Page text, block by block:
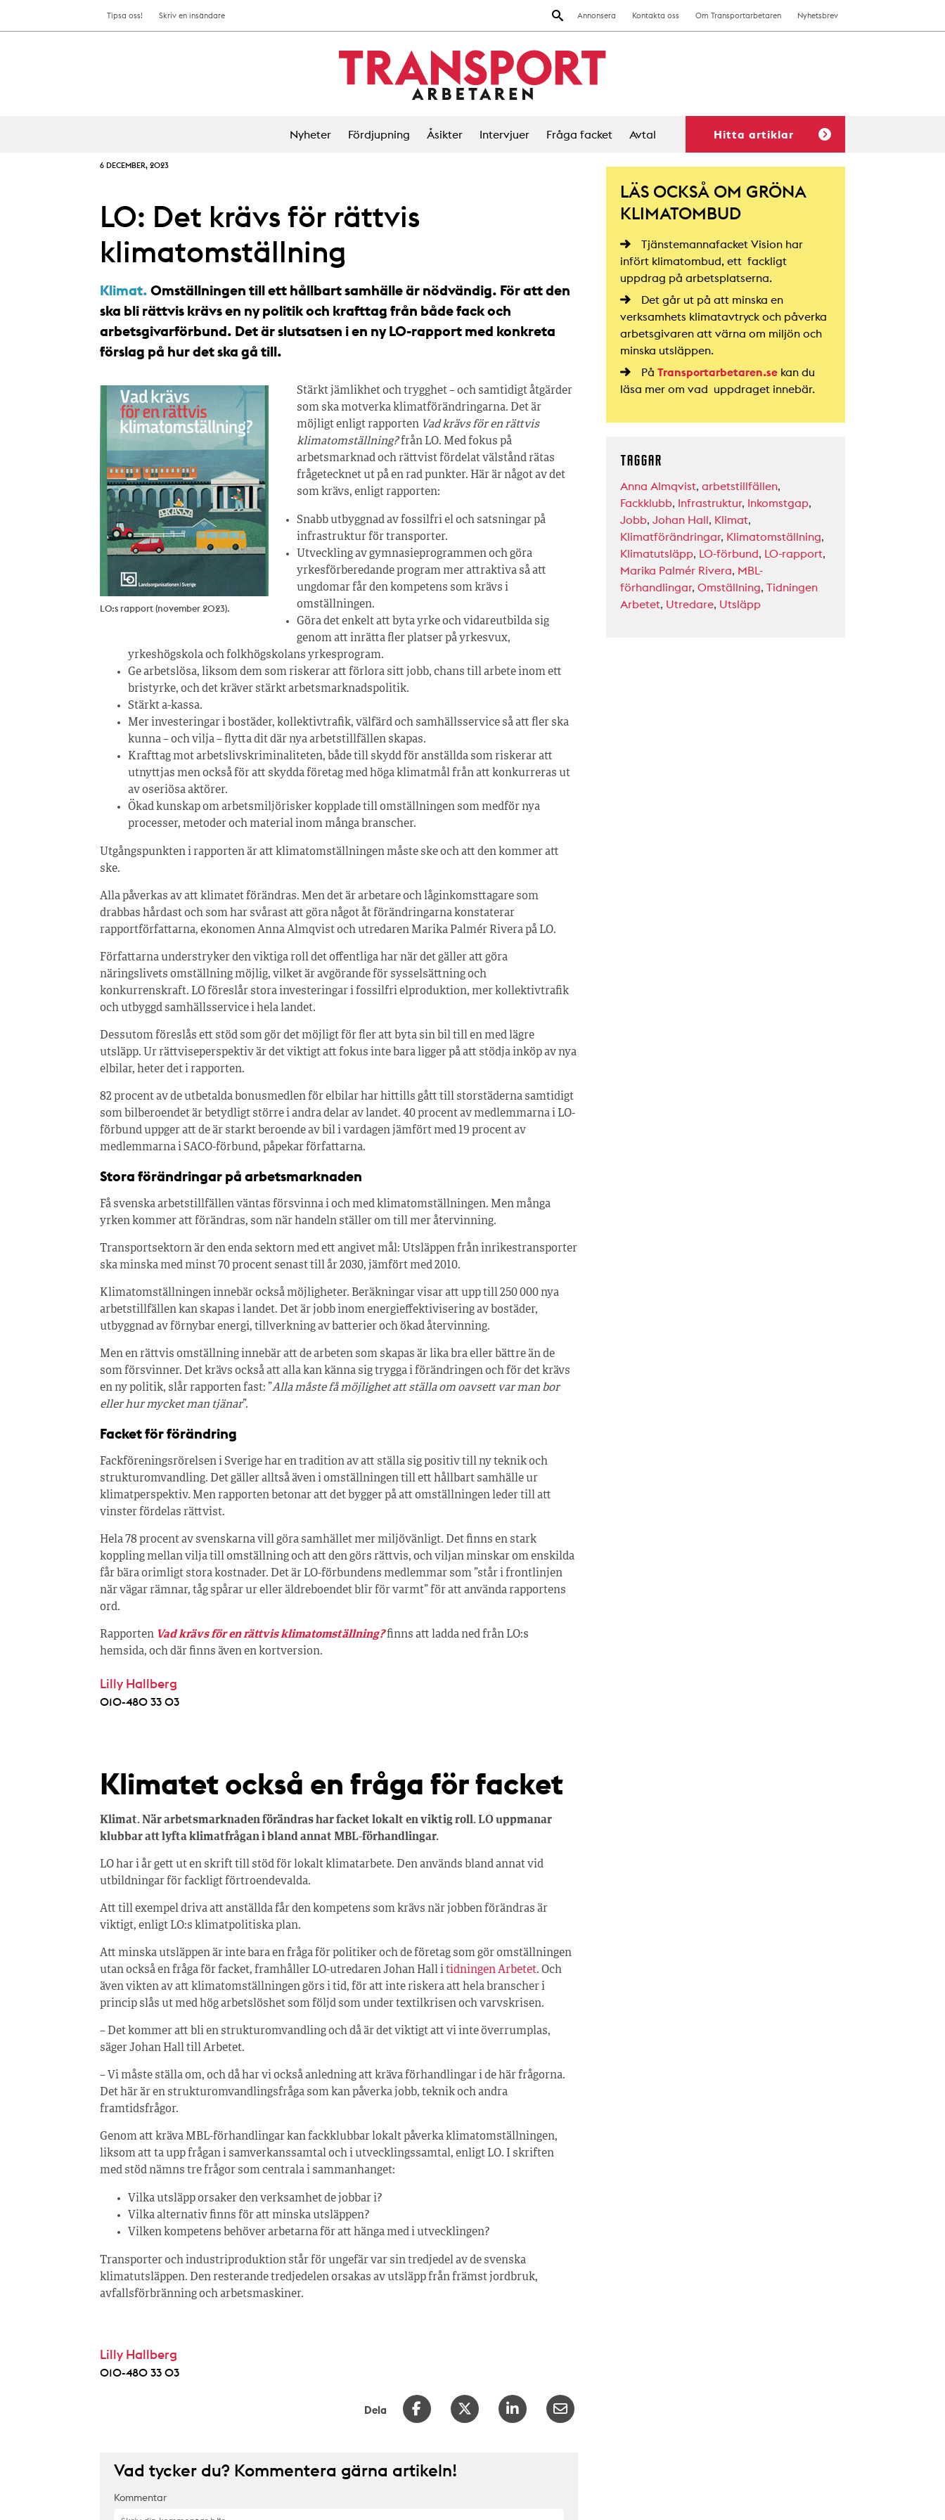
Annonsera Kontakta oss Om Transportarbetaren Nyhetsbrev
Tipsa oss! Skriv en insändare
Nyheter Fördjupning Åsikter Intervjuer Fråga facket Avtal Hitta artiklar
6 DECEMBER, 2023
LO: Det krävs för rättvis
klimatomställning
Klimat. Omställningen till ett hållbart samhälle är nödvändig. För att den
ska bli rättvis krävs en ny politik och krafttag från både fack och
arbetsgivarförbund. Det är slutsatsen i en ny LO-rapport med konkreta
förslag på hur det ska gå till.
LO:s rapport (november 2023).
Stärkt jämlikhet och trygghet – och samtidigt åtgärder
som ska motverka klimatförändringarna. Det är
möjligt enligt rapporten Vad krävs för en rättvis
klimatomställning?från LO. Med fokus på
arbetsmarknad och rättvist fördelat välstånd rätas
frågetecknet ut på en rad punkter. Här är något av det
som krävs, enligt rapporten:
Snabb utbyggnad av fossilfri el och satsningar på
infrastruktur för transporter.
Utveckling av gymnasieprogrammen och göra
yrkesförberedande program mer attraktiva så att
ungdomar får den kompetens som krävs i
omställningen.
Göra det enkelt att byta yrke och vidareutbilda sig
genom att inrätta fler platser på yrkesvux,
yrkeshögskola och folkhögskolans yrkesprogram.
Ge arbetslösa, liksom dem som riskerar att förlora sitt jobb, chans till arbete inom ett
bristyrke, och det kräver stärkt arbetsmarknadspolitik.
Stärkt a-kassa.
Mer investeringar i bostäder, kollektivtrafik, välfärd och samhällsservice så att fler ska
kunna – och vilja – flytta dit där nya arbetstillfällen skapas.
Krafttag mot arbetslivskriminaliteten, både till skydd för anställda som riskerar att
utnyttjas men också för att skydda företag med höga klimatmål från att konkurreras ut
av oseriösa aktörer.
Ökad kunskap om arbetsmiljörisker kopplade till omställningen som medför nya
processer, metoder och material inom många branscher.
Utgångspunkten i rapporten är att klimatomställningen måste ske och att den kommer att
ske.
Alla påverkas av att klimatet förändras. Men det är arbetare och låginkomsttagare som
drabbas hårdast och som har svårast att göra något åt förändringarna konstaterar
rapportförfattarna, ekonomen Anna Almqvist och utredaren Marika Palmér Rivera på LO.
Författarna understryker den viktiga roll det offentliga har när det gäller att göra
näringslivets omställning möjlig, vilket är avgörande för sysselsättning och
konkurrenskraft. LO föreslår stora investeringar i fossilfri elproduktion, mer kollektivtrafik
och utbyggd samhällsservice i hela landet.
Dessutom föreslås ett stöd som gör det möjligt för fler att byta sin bil till en med lägre
utsläpp. Ur rättviseperspektiv är det viktigt att fokus inte bara ligger på att stödja inköp av nya
elbilar, heter det i rapporten.
82 procent av de utbetalda bonusmedlen för elbilar har hittills gått till storstäderna samtidigt
som bilberoendet är betydligt större i andra delar av landet. 40 procent av medlemmarna i LO-
förbund uppger att de är starkt beroende av bil i vardagen jämfört med 19 procent av
medlemmarna i SACO-förbund, påpekar författarna.
Stora förändringar på arbetsmarknaden
Få svenska arbetstillfällen väntas försvinna i och med klimatomställningen. Men många
yrken kommer att förändras, som när handeln ställer om till mer återvinning.
Transportsektorn är den enda sektorn med ett angivet mål: Utsläppen från inrikestransporter
ska minska med minst 70 procent senast till år 2030, jämfört med 2010.
Klimatomställningen innebär också möjligheter. Beräkningar visar att upp till 250 000 nya
arbetstillfällen kan skapas i landet. Det är jobb inom energieffektivisering av bostäder,
utbyggnad av förnybar energi, tillverkning av batterier och ökad återvinning.
Men en rättvis omställning innebär att de arbeten som skapas är lika bra eller bättre än de
som försvinner. Det krävs också att alla kan känna sig trygga i förändringen och för det krävs
en ny politik, slår rapporten fast: ”Alla måste få möjlighet att ställa om oavsett var man bor
eller hur mycket man tjänar”.
Facket för förändring
Fackföreningsrörelsen i Sverige har en tradition av att ställa sig positiv till ny teknik och
strukturomvandling. Det gäller alltså även i omställningen till ett hållbart samhälle ur
klimatperspektiv. Men rapporten betonar att det bygger på att omställningen leder till att
vinster fördelas rättvist.
Hela 78 procent av svenskarna vill göra samhället mer miljövänligt. Det finns en stark
koppling mellan vilja till omställning och att den görs rättvis, och viljan minskar om enskilda
får bära orimligt stora kostnader. Det är LO-förbundens medlemmar som ”står i frontlinjen
när vägar rämnar, tåg spårar ur eller äldreboendet blir för varmt” för att använda rapportens
ord.
Rapporten Vad krävs för en rättvis klimatomställning?finns att ladda ned från LO:s
hemsida, och där finns även en kortversion.
Lilly Hallberg
010-480 33 03
Klimatet också en fråga för facket
Klimat. När arbetsmarknaden förändras har facket lokalt en viktig roll. LO uppmanar
klubbar att lyfta klimatfrågan i bland annat MBL-förhandlingar.
LO har i år gett ut en skrift till stöd för lokalt klimatarbete. Den används bland annat vid
utbildningar för fackligt förtroendevalda.
Att till exempel driva att anställda får den kompetens som krävs när jobben förändras är
viktigt, enligt LO:s klimatpolitiska plan.
Att minska utsläppen är inte bara en fråga för politiker och de företag som gör omställningen
utan också en fråga för facket, framhåller LO-utredaren Johan Hall itidningen Arbetet. Och
även vikten av att klimatomställningen görs i tid, för att inte riskera att hela branscher i
princip slås ut med hög arbetslöshet som följd som under textilkrisen och varvskrisen.
– Det kommer att bli en strukturomvandling och då är det viktigt att vi inte överrumplas,
säger Johan Hall till Arbetet.
– Vi måste ställa om, och då har vi också anledning att kräva förhandlingar i de här frågorna.
Det här är en strukturomvandlingsfråga som kan påverka jobb, teknik och andra
framtidsfrågor.
Genom att kräva MBL-förhandlingar kan fackklubbar lokalt påverka klimatomställningen,
liksom att ta upp frågan i samverkanssamtal och i utvecklingssamtal, enligt LO. I skriften
med stöd nämns tre frågor som centrala i sammanhanget:
Vilka utsläpp orsaker den verksamhet de jobbar i?
Vilka alternativ finns för att minska utsläppen?
Vilken kompetens behöver arbetarna för att hänga med i utvecklingen?
Transporter och industriproduktion står för ungefär var sin tredjedel av de svenska
klimatutsläppen. Den resterande tredjedelen orsakas av utsläpp från främst jordbruk,
avfallsförbränning och arbetsmaskiner.
Lilly Hallberg
010-480 33 03
Dela
Vad tycker du? Kommentera gärna artikeln!
Kommentar
LÄS OCKSÅ OM GRÖNA
KLIMATOMBUD
Tjänstemannafacket Vision har
infört klimatombud, ett fackligt
uppdrag på arbetsplatserna.
Det går ut på att minska en
verksamhets klimatavtryck och påverka
arbetsgivaren att värna om miljön och
minska utsläppen.
På Transportarbetaren.sekan du
läsa mer om vad uppdraget innebär.
TAGGAR
Anna Almqvist, arbetstillfällen,
Fackklubb, Infrastruktur, Inkomstgap,
Jobb, Johan Hall, Klimat,
Klimatförändringar, Klimatomställning,
Klimatutsläpp, LO-förbund, LO-rapport,
Marika Palmér Rivera, MBL-
förhandlingar, Omställning, Tidningen
Arbetet, Utredare, Utsläpp